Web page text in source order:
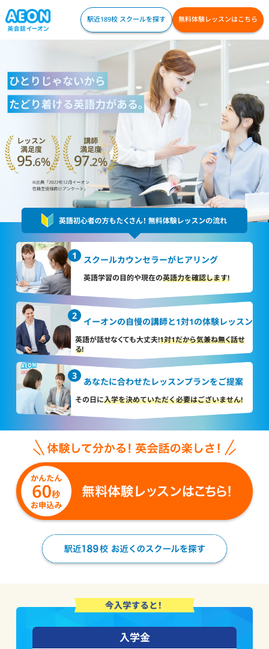
駅近189校 スクールを探す 無料体験レッスンはこちら
スクールカウンセラーがヒアリング
英語学習の目的や現在の英語力を確認します!
イーオンの自慢の講師と1対1の体験レッスン
英語が話せなくても大丈夫!1対1だから気兼ね無く話せ
る!
あなたに合わせたレッスンプランをご提案
その日に入学を決めていただく必要はございません!
入学金